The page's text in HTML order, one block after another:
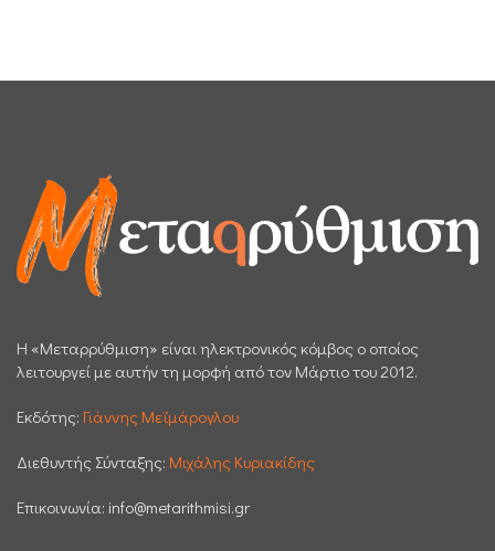
H «Μεταρρύθμιση» είναι ηλεκτρονικός κόμβος ο οποίος
λειτουργεί με αυτήν τη μορφή από τον Μάρτιο του 2012.
Εκδότης: Γιάννης Μεϊμάρογλου
Διεθυντής Σύνταξης: Μιχάλης Κυριακίδης
Επικοινωνία: info@metarithmisi.gr